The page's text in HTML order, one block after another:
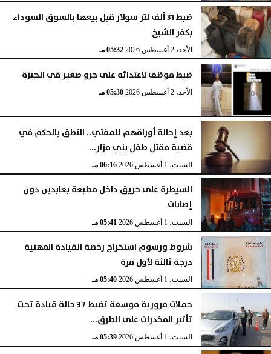
ضبط 31 ألف لتر سولار قبل بيعها بالسوق السوداء
بكفر الشيخ
الأحد، 2 أغسطس 2026 05:32 مـ
ضبط موظف لاعتدائه على جرو صغير في الجيزة
الأحد، 2 أغسطس 2026 05:30 مـ
بعد إحالة أوراقهم للمفتي.. النطق بالحكم في
قضية مقتل طفل بني مزار...
السبت، 1 أغسطس 2026 06:16 مـ
السيطرة على حريق داخل مطبعة بعابدين دون
إصابات
السبت، 1 أغسطس 2026 05:41 مـ
شروط ورسوم استخراج رخصة القيادة المهنية
درجة ثالثة لأول مرة
السبت، 1 أغسطس 2026 05:40 مـ
حملات مرورية موسعة تضبط 37 حالة قيادة تحت
تأثير المخدرات على الطرق...
السبت، 1 أغسطس 2026 05:39 مـ